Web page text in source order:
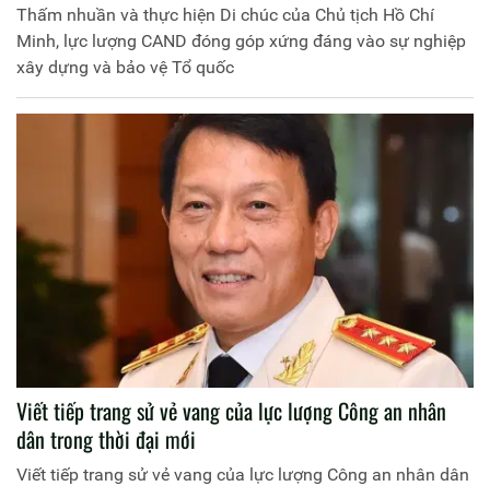
Thấm nhuần và thực hiện Di chúc của Chủ tịch Hồ Chí
Minh, lực lượng CAND đóng góp xứng đáng vào sự nghiệp
xây dựng và bảo vệ Tổ quốc
Viết tiếp trang sử vẻ vang của lực lượng Công an nhân
dân trong thời đại mới
Viết tiếp trang sử vẻ vang của lực lượng Công an nhân dân